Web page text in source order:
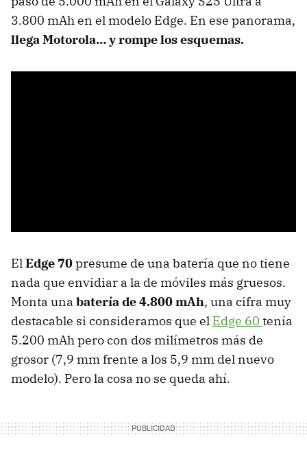
3.800 mAh en el modelo Edge. En ese panorama,
llega Motorola… y rompe los esquemas.
ElEdge 70presume de una batería que no tiene
nada que envidiar a la de móviles más gruesos.
Monta una batería de 4.800 mAh, una cifra muy
destacable si consideramos que el Edge 60 tenía
5.200 mAh pero con dos milímetros más de
grosor (7,9 mm frente a los 5,9 mm del nuevo
modelo). Pero la cosa no se queda ahí.